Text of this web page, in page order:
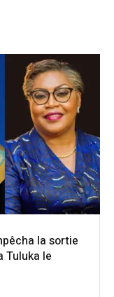
la sortie
Tuluka le